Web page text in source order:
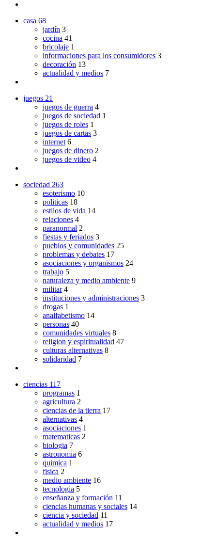
casa 68
jardín 3
cocina 41
bricolaje 1
informaciones para los consumidores 3
decoración 13
actualidad y medios 7
juegos 21
juegos de guerra 4
juegos de sociedad 1
juegos de roles 1
juegos de cartas 3
internet 6
juegos de dinero 2
juegos de video 4
sociedad 263
esoterismo 10
politicas 18
estilos de vida 14
relaciones 4
paranormal 2
fiestas y feriados 3
pueblos y comunidades 25
problemas y debates 17
asociaciones y organismos 24
trabajo 5
naturaleza y medio ambiente 9
militar 4
instituciones y administraciones 3
drogas 1
analfabetismo 14
personas 40
comunidades virtuales 8
religion y espiritualidad 47
culturas alternativas 8
solidaridad 7
ciencias 117
programas 1
agricultura 2
ciencias de la tierra 17
alternativas 4
asociaciones 1
matematicas 2
biologia 7
astronomia 6
quimica 1
fisica 2
medio ambiente 16
tecnologia 5
enseñanza y formación 11
ciencias humanas y sociales 14
ciencia y sociedad 11
actualidad y medios 17